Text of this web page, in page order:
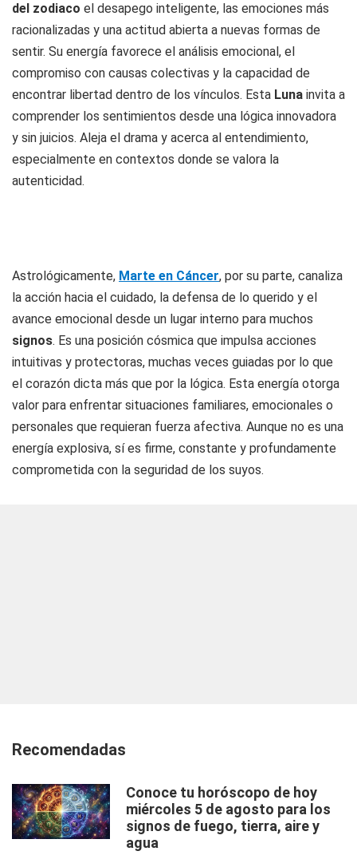
del zodiaco el desapego inteligente, las emociones más
racionalizadas y una actitud abierta a nuevas formas de
sentir. Su energía favorece el análisis emocional, el
compromiso con causas colectivas y la capacidad de
encontrar libertad dentro de los vínculos. Esta Luna invita a
comprender los sentimientos desde una lógica innovadora
y sin juicios. Aleja el drama y acerca al entendimiento,
especialmente en contextos donde se valora la
autenticidad.
Astrológicamente, Marte en Cáncer, por su parte, canaliza
la acción hacia el cuidado, la defensa de lo querido y el
avance emocional desde un lugar interno para muchos
signos. Es una posición cósmica que impulsa acciones
intuitivas y protectoras, muchas veces guiadas por lo que
el corazón dicta más que por la lógica. Esta energía otorga
valor para enfrentar situaciones familiares, emocionales o
personales que requieran fuerza afectiva. Aunque no es una
energía explosiva, sí es firme, constante y profundamente
comprometida con la seguridad de los suyos.
Recomendadas
Conoce tu horóscopo de hoy
miércoles 5 de agosto para los
signos de fuego, tierra, aire y
agua